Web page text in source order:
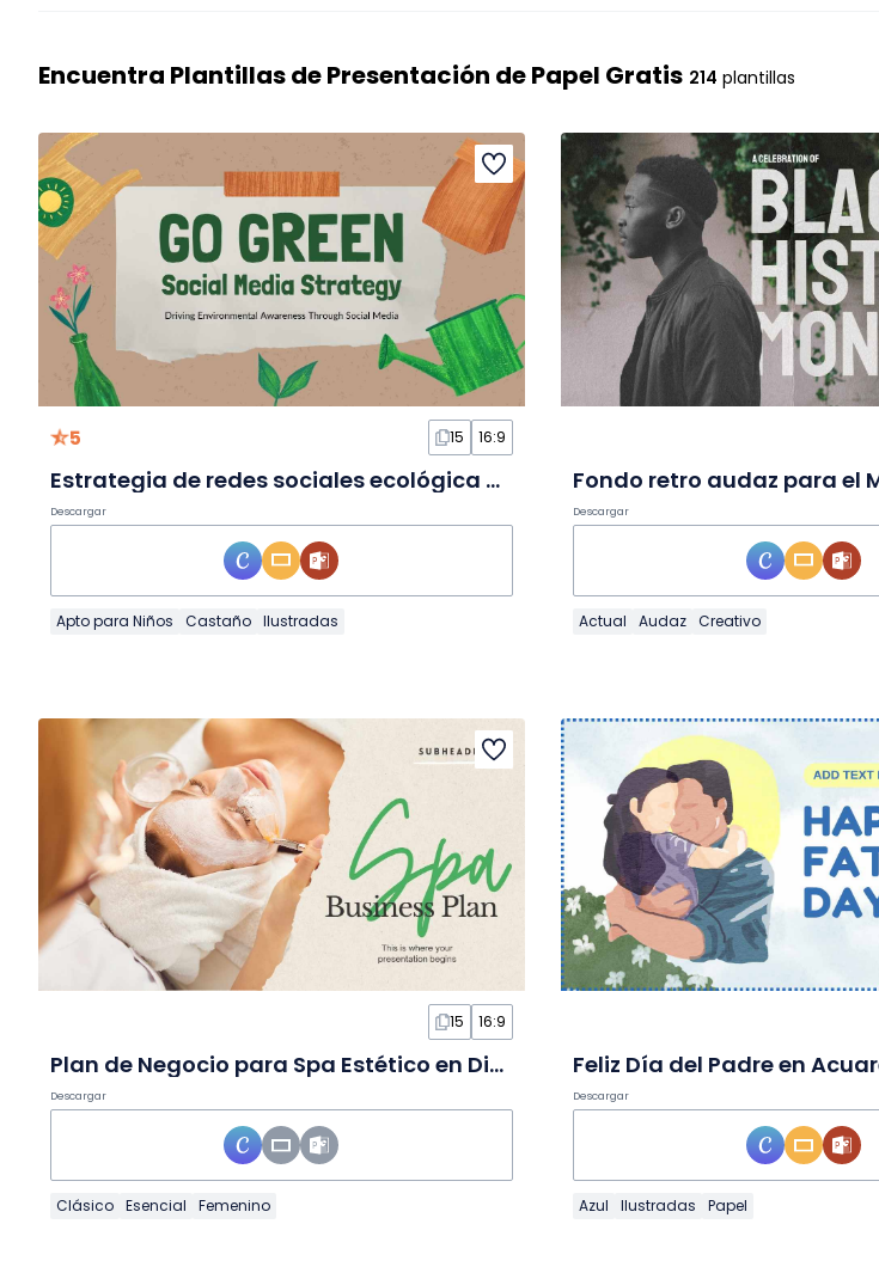
Encuentra Plantillas de Presentación de Papel Gratis 214 plantillas
5 15 16:9
Estrategia de redes sociales ecológica en Diapositivas
Descargar
Apto para Niños Castaño Ilustradas
Descargar
Actual Audaz Creativo
15 16:9
Plan de Negocio para Spa Estético en Diapositivas
Descargar
Clásico Esencial Femenino
Descargar
Azul Ilustradas Papel